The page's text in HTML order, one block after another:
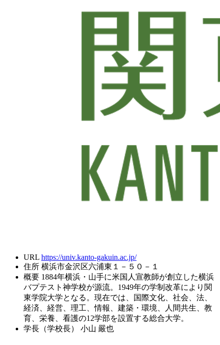
URL https://univ.kanto-gakuin.ac.jp/
住所 横浜市金沢区六浦東１－５０－１
概要 1884年横浜・山手に米国人宣教師が創立した横浜
バプテスト神学校が源流。1949年の学制改革により関
東学院大学となる。現在では、国際文化、社会、法、
経済、経営、理工、情報、建築・環境、人間共生、教
育、栄養、看護の12学部を設置する総合大学。
学長（学校長）
小山 嚴也